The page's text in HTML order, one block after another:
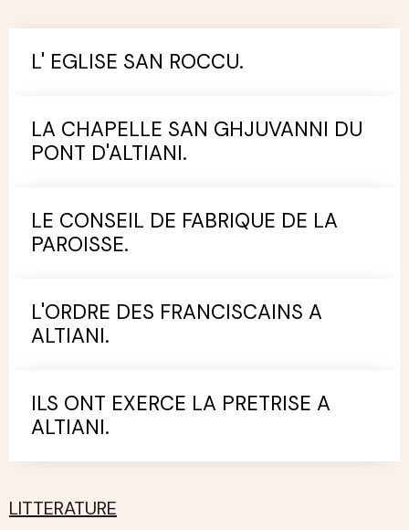
L' EGLISE SAN ROCCU.
LA CHAPELLE SAN GHJUVANNI DU
PONT D'ALTIANI.
LE CONSEIL DE FABRIQUE DE LA
PAROISSE.
L'ORDRE DES FRANCISCAINS A
ALTIANI.
ILS ONT EXERCE LA PRETRISE A
ALTIANI.
LITTERATURE